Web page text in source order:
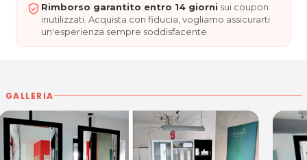
Rimborso garantito entro 14 giorni sui coupon
inutilizzati. Acquista con fiducia, vogliamo assicurarti
un'esperienza sempre soddisfacente.
GALLERIA